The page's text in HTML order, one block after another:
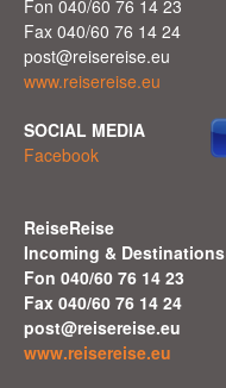
Fon 040/60 76 14 23
Fax 040/60 76 14 24
post@reisereise.eu
www.reisereise.eu
SOCIAL MEDIA
Facebook
ReiseReise
Incoming & Destinations
Fon 040/60 76 14 23
Fax 040/60 76 14 24
post@reisereise.eu
www.reisereise.eu